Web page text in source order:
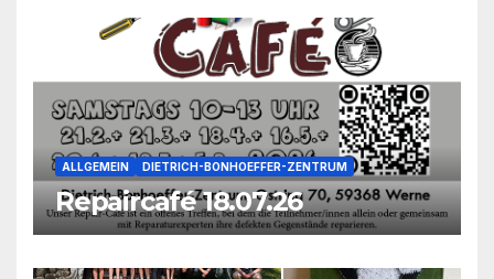
ALLGEMEIN DIETRICH-BONHOEFFER-ZENTRUM
Repaircafé 18.07.26